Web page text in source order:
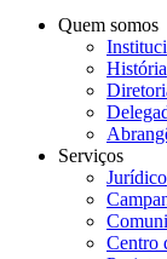
Quem somos
História
Serviços
Jurídico
Centro